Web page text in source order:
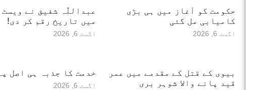
حکومت کو آغاز میں ہی بڑی
کامیابی مل گئی
اگست 6, 2026
عبداللّٰہ شفیق نے ویسٹ
میں تاریخ رقم کر دی!
اگست 6, 2026
بیوی کے قتل کے مقدمے میں عمر
قید پانے والا شوہر بری
خدمت کا جذبہ ہی اصل
اگست 6, 2026